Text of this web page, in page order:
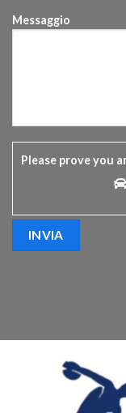
Messaggio
Please prove you